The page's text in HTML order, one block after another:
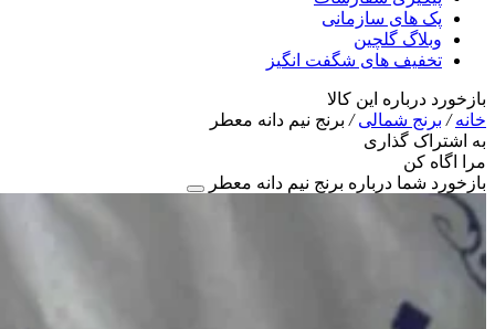
پک های سازمانی
وبلاگ گلچین
تخفیف های شگفت انگیز
بازخورد درباره این کالا
خانه/ برنج شمالی/ برنج نیم دانه معطر
به اشتراک گذاری
مرا اگاه کن
بازخورد شما درباره برنج نیم دانه معطر